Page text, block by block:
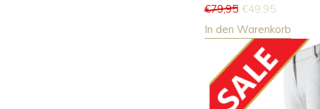
€79,95 €49,95
In den Warenkorb